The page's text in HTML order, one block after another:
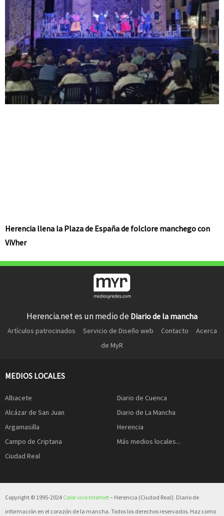
Herencia llena la Plaza de España de folclore manchego con
ViVher
Herencia.net es un medio de Diario de la mancha
Artículos patrocinados Servicio de Diseño web Contacto
Acerca
de MyR
MEDIOS LOCALES
Albacete
Alcázar de San Juan
Argamasilla
Campo de Criptana
Ciudad Real
Diario de Cuenca
Diario de La Mancha
Herencia
Más medios locales...
Copyright © 1995-2024 Color vivo Internet– Herencia (Ciudad Real). Diario de
información en el corazón de la mancha. Todos los derechos reservados. Haz como